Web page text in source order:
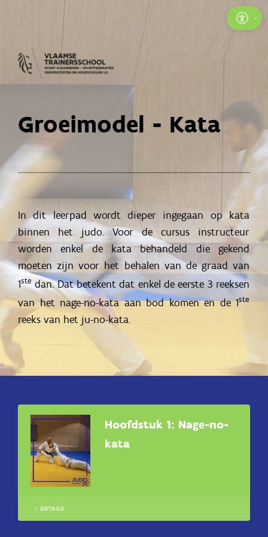
n
I
h
o
u
d
Groeimodel - Kata
In dit leerpad wordt dieper ingegaan op kata
binnen het judo. Voor de cursus instructeur
worden enkel de kata behandeld die gekend
moeten zijn voor het behalen van de graad van
1ste dan. Dat betekent dat enkel de eerste 3 reeksen
van het nage-no-kata aan bod komen en de 1ste
reeks van het ju-no-kata.
Hoofdstuk 1: Nage-no-
kata
DETAILS